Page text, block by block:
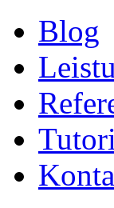
Blog